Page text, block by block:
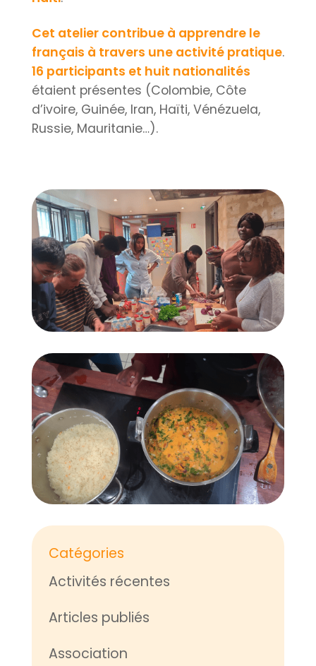
Cet atelier contribue à apprendre le
français à travers une activité pratique.
16 participants et huit nationalités
étaient présentes (Colombie, Côte
d’ivoire, Guinée, Iran, Haïti, Vénézuela,
Russie, Mauritanie…).
Catégories
Activités récentes
Articles publiés
Association